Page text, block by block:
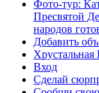
Фото-тур:
Пресвятой
народов
Добавить
Хрустальная
Вход
Сделай